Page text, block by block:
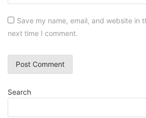
Save my name, email, and website in
next time I comment.
Search